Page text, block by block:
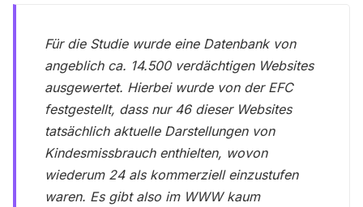
Für die Studie wurde eine Datenbank von
angeblich ca. 14.500 verdächtigen Websites
ausgewertet. Hierbei wurde von der EFC
festgestellt, dass nur 46 dieser Websites
tatsächlich aktuelle Darstellungen von
Kindesmissbrauch enthielten, wovon
wiederum 24 als kommerziell einzustufen
waren. Es gibt also im WWW kaum